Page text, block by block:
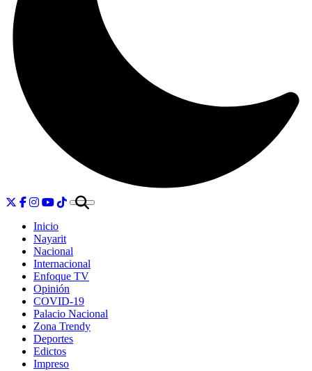
Inicio
Nayarit
Nacional
Internacional
Enfoque TV
Opinión
COVID-19
Palacio Nacional
Zona Trendy
Deportes
Edictos
Impreso